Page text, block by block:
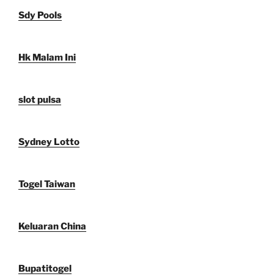
Sdy Pools
Hk Malam Ini
slot pulsa
Sydney Lotto
Togel Taiwan
Keluaran China
Bupatitogel